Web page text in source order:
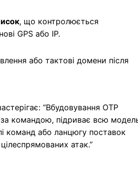
, що контролюється
GPS або IP.
або тактові домени після
“Вбудовування OTP
командою, підриває всю
команд або ланцюгу поставок
атак.”